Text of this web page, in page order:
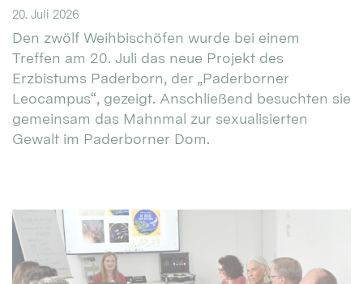
20. Juli 2026
Den zwölf Weihbischöfen wurde bei einem
Treffen am 20. Juli das neue Projekt des
Erzbistums Paderborn, der „Paderborner
Leocampus“, gezeigt. Anschließend besuchten sie
gemeinsam das Mahnmal zur sexualisierten
Gewalt im Paderborner Dom.